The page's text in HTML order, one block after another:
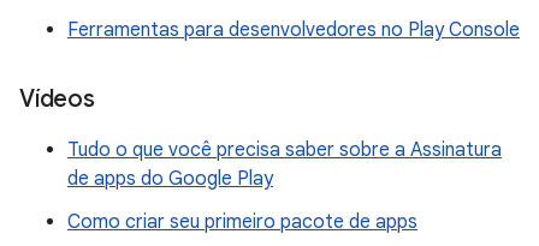
Ferramentas para desenvolvedores no Play Console
Vídeos
Tudo o que você precisa saber sobre a Assinatura
de apps do Google Play
Como criar seu primeiro pacote de apps